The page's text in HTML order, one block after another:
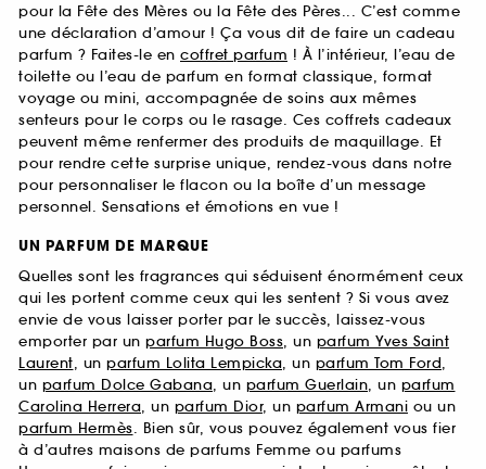
pour la Fête des Mères ou la Fête des Pères... C’est comme
une déclaration d’amour ! Ça vous dit de faire un cadeau
parfum ? Faites-le en coffret parfum ! À l’intérieur, l’eau de
toilette ou l’eau de parfum en format classique, format
voyage ou mini, accompagnée de soins aux mêmes
senteurs pour le corps ou le rasage. Ces coffrets cadeaux
peuvent même renfermer des produits de maquillage. Et
pour rendre cette surprise unique, rendez-vous dans notre
pour personnaliser le flacon ou la boîte d’un message
personnel. Sensations et émotions en vue !
UN PARFUM DE MARQUE
Quelles sont les fragrances qui séduisent énormément ceux
qui les portent comme ceux qui les sentent ? Si vous avez
envie de vous laisser porter par le succès, laissez-vous
emporter par un parfum Hugo Boss, un parfum Yves Saint
Laurent, un parfum Lolita Lempicka, un parfum Tom Ford,
un parfum Dolce Gabana, un parfum Guerlain, un parfum
Carolina Herrera, un parfum Dior, un parfum Armani ou un
parfum Hermès. Bien sûr, vous pouvez également vous fier
à d’autres maisons de parfums Femme ou parfums